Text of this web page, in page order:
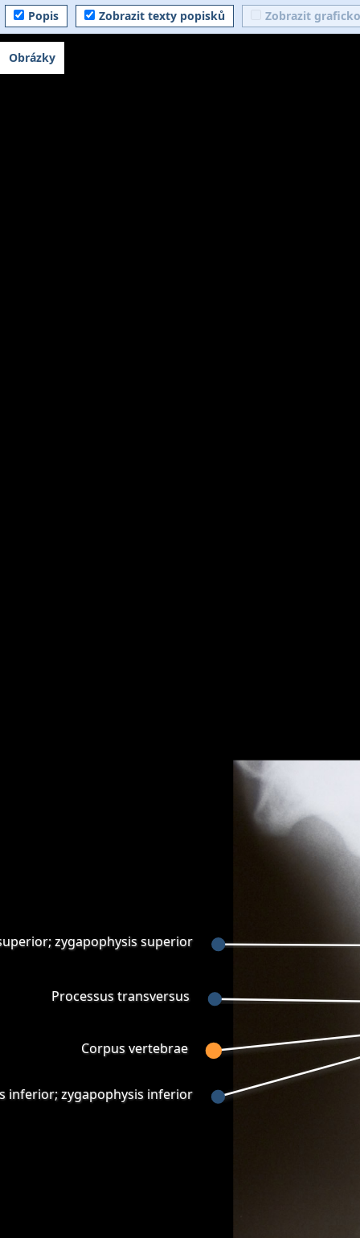
Popis Zobrazit texty popisků Zobrazit
inferior; zygapophysis inferior
zygapophysis superior
Processus transversus
Corpus vertebrae
Obrázky